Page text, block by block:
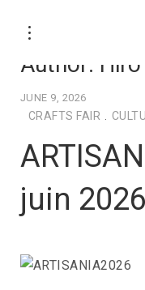
Author: Hiro
JUNE 9, 2026
CRAFTS FAIR
juin 2026